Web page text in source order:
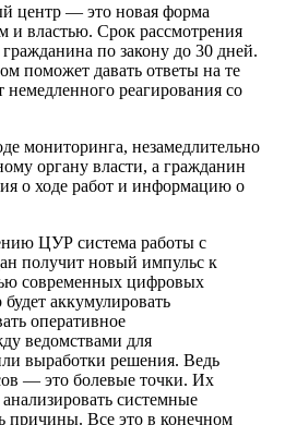
центр — это новая форма
властью. Срок рассмотрения
по закону до 30 дней.
поможет давать ответы на те
реагирования со
мониторинга, незамедлительно
органу власти, а гражданин
о ходе работ и информацию о
ЦУР система работы с
получит новый импульс к
современных цифровых
аккумулировать
оперативное
ведомствами для
выработки решения. Ведь
— это болевые точки. Их
системные
причины. Все это в конечном